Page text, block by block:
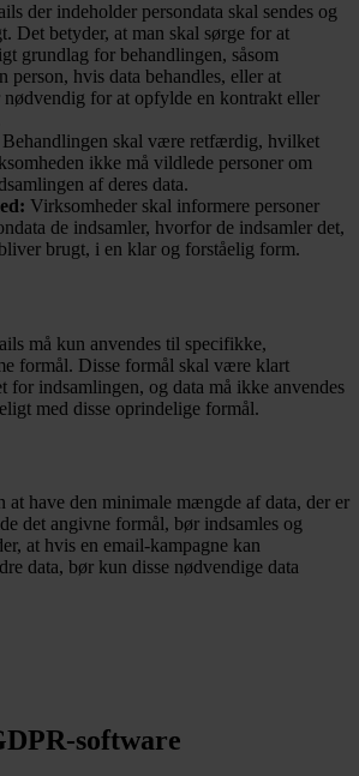
der indeholder persondata skal sendes og
Det betyder, at man skal sørge for at
grundlag for behandlingen, såsom
person, hvis data behandles, eller at
nødvendig for at opfylde en kontrakt eller
Behandlingen skal være retfærdig, hvilket
ikke må vildlede personer om
af deres data.
Virksomheder skal informere personer
de indsamler, hvorfor de indsamler det,
brugt, i en klar og forståelig form.
må kun anvendes til specifikke,
formål. Disse formål skal være klart
for indsamlingen, og data må ikke anvendes
med disse oprindelige formål.
at have den minimale mængde af data, der er
det angivne formål, bør indsamles og
at hvis en email-kampagne kan
data, bør kun disse nødvendige data
software